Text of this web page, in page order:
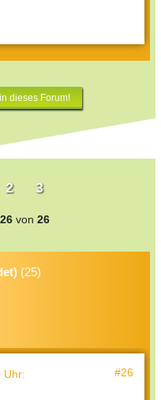
dieses Forum!
2 3
von 26
(25)
Uhr: #26